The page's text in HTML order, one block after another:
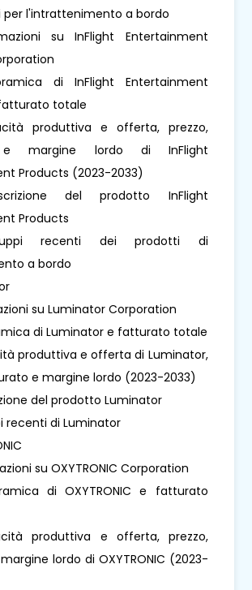
per l'intrattenimento a bordo
su InFlight Entertainment
di InFlight Entertainment
totale
produttiva e offerta, prezzo,
margine lordo di InFlight
Products (2023-2033)
del prodotto InFlight
Products
recenti dei prodotti di
a bordo
su Luminator Corporation
di Luminator e fatturato totale
produttiva e offerta di Luminator,
e margine lordo (2023-2033)
del prodotto Luminator
recenti di Luminator
su OXYTRONIC Corporation
di OXYTRONIC e fatturato
produttiva e offerta, prezzo,
lordo di OXYTRONIC (2023-